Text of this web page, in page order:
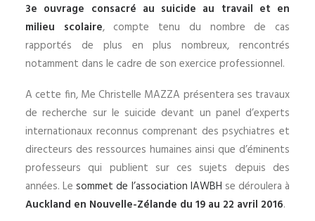
3e ouvrage consacré au suicide au travail et en
milieu scolaire, compte tenu du nombre de cas
rapportés de plus en plus nombreux, rencontrés
notamment dans le cadre de son exercice professionnel.
A cette fin, Me Christelle MAZZA présentera ses travaux
de recherche sur le suicide devant un panel d’experts
internationaux reconnus comprenant des psychiatres et
directeurs des ressources humaines ainsi que d’éminents
professeurs qui publient sur ces sujets depuis des
années. Lesommet de l’association IAWBH se déroulera à
Auckland en Nouvelle-Zélande du 19 au 22 avril 2016.